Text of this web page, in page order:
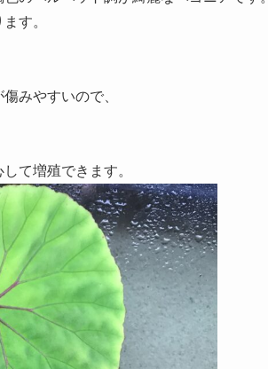
す。
みやすいので、
て増殖できます。